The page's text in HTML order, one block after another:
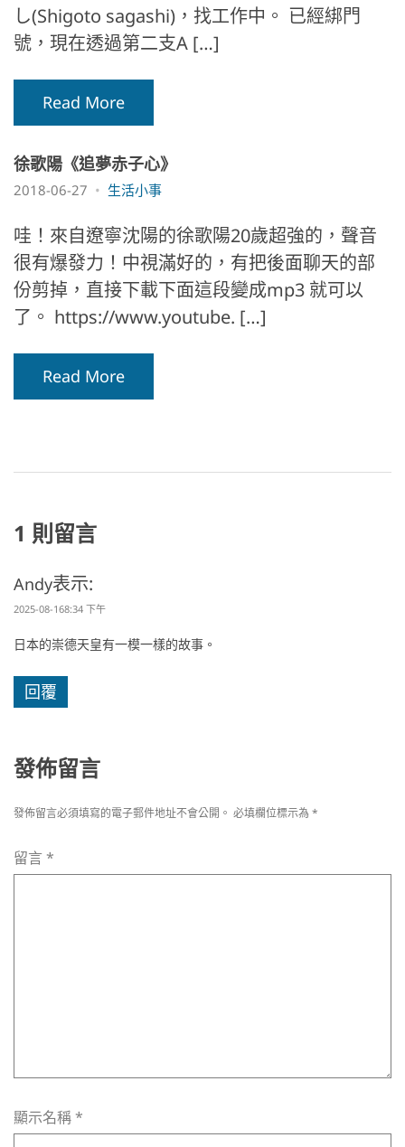
し(Shigoto sagashi)，找工作中。 已經綁門
號，現在透過第二支A […]
Read More
徐歌陽《追夢赤子心》
2018-06-27 生活小事
哇！來自遼寧沈陽的徐歌陽20歲超強的，聲音
很有爆發力！中視滿好的，有把後面聊天的部
份剪掉，直接下載下面這段變成mp3 就可以
了。 https://www.youtube. […]
Read More
1 則留言
Andy表示:
2025-08-168:34 下午
日本的崇德天皇有一模一樣的故事。
回覆
發佈留言
發佈留言必須填寫的電子郵件地址不會公開。 必填欄位標示為 *
留言*
顯示名稱*